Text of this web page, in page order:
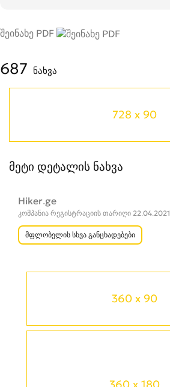
360 x 90
შეინახე PDF
687 ნახვა
728 x 90
მეტი დეტალის ნახვა
Hiker.ge
კომპანია რეგისტრაციის თარიღი 22.04.2021
მფლობელის სხვა განცხადებები